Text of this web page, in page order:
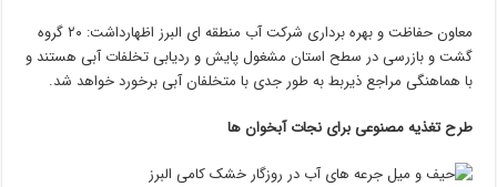
معاون حفاظت و بهره برداری شرکت آب منطقه ای البرز اظهارداشت: ۲۰ گروه
گشت و بازرسی در سطح استان مشغول پایش و ردیابی تخلفات آبی هستند و
با هماهنگی مراجع ذیربط به طور جدی با متخلفان آبی برخورد خواهد شد.
طرح تغذیه مصنوعی برای نجات آبخوان ها